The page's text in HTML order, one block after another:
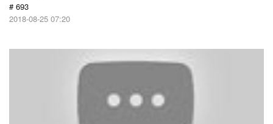
# 693
2018-08-25 07:20